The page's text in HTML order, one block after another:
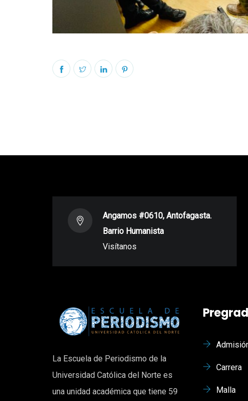
Angamos #0610, Antofagasta.
Barrio Humanista
Visítanos
La Escuela de Periodismo de la
Universidad Católica del Norte es
una unidad académica que tiene 59
Carrera
Malla